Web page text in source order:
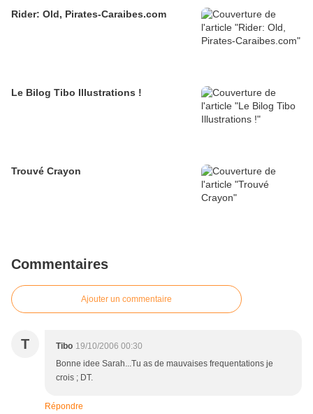
Rider: Old, Pirates-Caraibes.com
Le Bilog Tibo Illustrations !
Trouvé Crayon
Commentaires
Ajouter un commentaire
T Tibo 19/10/2006 00:30
Bonne idee Sarah...Tu as de mauvaises frequentations je
crois ; DT.
Répondre